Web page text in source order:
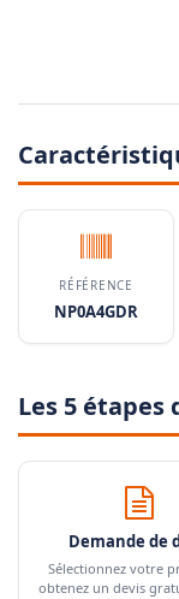
RÉFÉRENCE
NP0A4GDR
Les 5
Demande de
Sélectionnez votre
obtenez un devis